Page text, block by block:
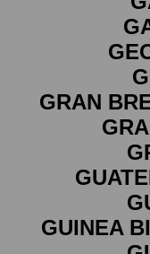
GRAN
GUINEA